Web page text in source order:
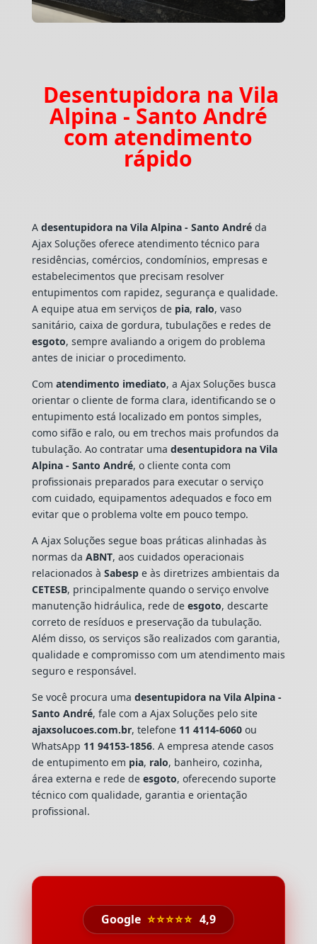
Desentupidora na Vila
Alpina - Santo André
com atendimento
rápido
A desentupidora na Vila Alpina - Santo Andréda
Ajax Soluções oferece atendimento técnico para
residências, comércios, condomínios, empresas e
estabelecimentos que precisam resolver
entupimentos com rapidez, segurança e qualidade.
A equipe atua em serviços de pia, ralo, vaso
sanitário, caixa de gordura, tubulações e redes de
esgoto, sempre avaliando a origem do problema
antes de iniciar o procedimento.
Com atendimento imediato, a Ajax Soluções busca
orientar o cliente de forma clara, identificando se o
entupimento está localizado em pontos simples,
como sifão e ralo, ou em trechos mais profundos da
tubulação. Ao contratar uma desentupidora na Vila
Alpina - Santo André, o cliente conta com
profissionais preparados para executar o serviço
com cuidado, equipamentos adequados e foco em
evitar que o problema volte em pouco tempo.
A Ajax Soluções segue boas práticas alinhadas às
normas da ABNT, aos cuidados operacionais
relacionados à Sabespe às diretrizes ambientais da
CETESB, principalmente quando o serviço envolve
manutenção hidráulica, rede de esgoto, descarte
correto de resíduos e preservação da tubulação.
Além disso, os serviços são realizados com garantia,
qualidade e compromisso com um atendimento mais
seguro e responsável.
Se você procura uma desentupidora na Vila Alpina -
Santo André, fale com a Ajax Soluções pelo site
ajaxsolucoes.com.br, telefone 11 4114-6060ou
WhatsApp 11 94153-1856. A empresa atende casos
de entupimento em pia, ralo, banheiro, cozinha,
área externa e rede de esgoto, oferecendo suporte
técnico com qualidade, garantia e orientação
profissional.
Google ⭐⭐⭐⭐⭐ 4,9